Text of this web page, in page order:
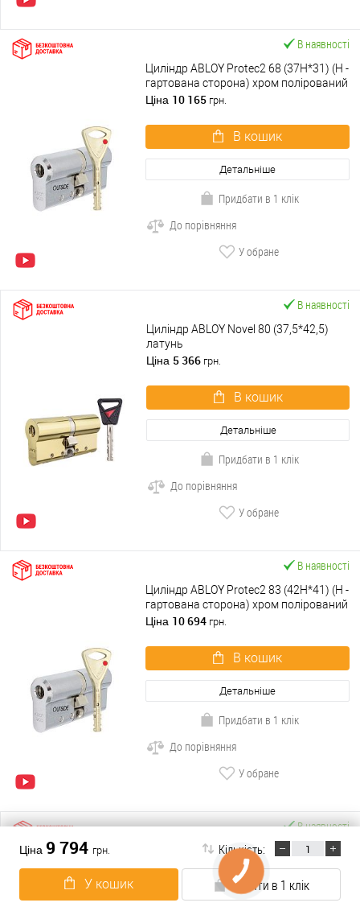
Ціна 9 794 грн. Кількість:
У кошик Купити в 1 клік
В наявності
Циліндр ABLOY Protec2 68 (37H*31) (H -
гартована сторона) хром полірований
Ціна 10 165 грн.
В кошик
Детальніше
Придбати в 1 клік
До порівняння
У обране
В наявності
Циліндр ABLOY Novel 80 (37,5*42,5)
латунь
Ціна 5 366 грн.
В кошик
Детальніше
Придбати в 1 клік
До порівняння
У обране
В наявності
Циліндр ABLOY Protec2 83 (42H*41) (H -
гартована сторона) хром полірований
Ціна 10 694 грн.
В кошик
Детальніше
Придбати в 1 клік
До порівняння
У обране
В наявності
Циліндр ABLOY Protec2 103 (57H*46)
(H - гартована сторона) хром
грн.